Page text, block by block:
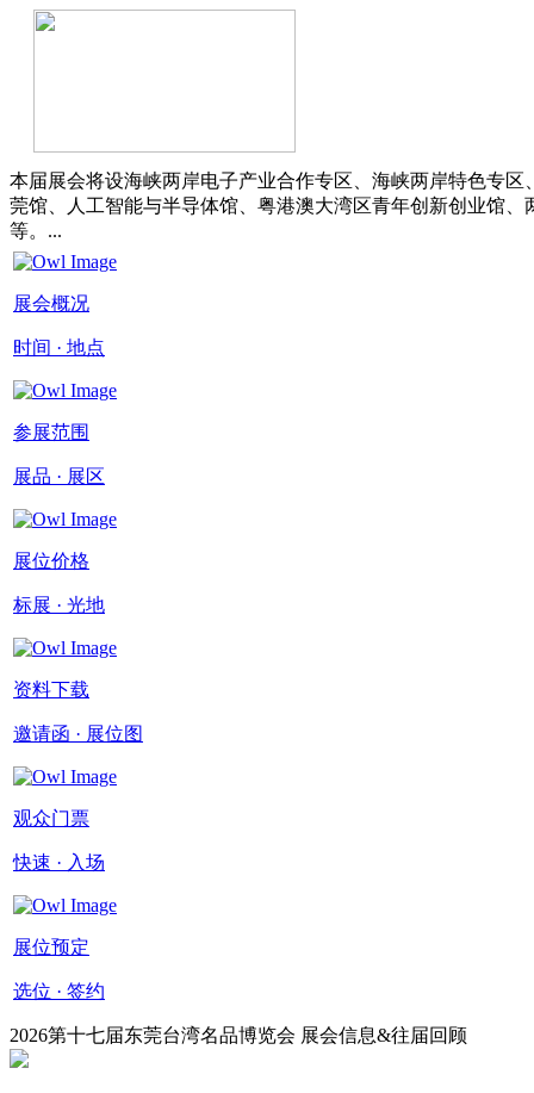
本届展会将设海峡两岸电子产业合作专区、海峡两岸特色专
莞馆、人工智能与半导体馆、粤港澳大湾区青年创新创业馆
等。...
展会概况
时间 · 地点
参展范围
展品 · 展区
展位价格
标展 · 光地
资料下载
邀请函 · 展位图
观众门票
快速 · 入场
展位预定
选位 · 签约
2026第十七届东莞台湾名品博览会 展会信息&往届回顾